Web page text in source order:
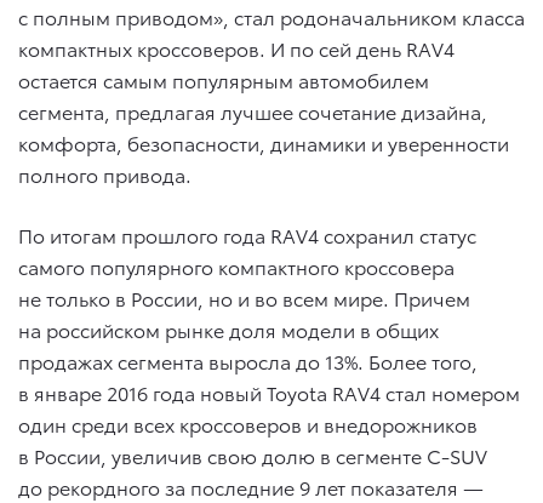
с полным приводом», стал родоначальником класса
компактных кроссоверов. И по сей день RAV4
остается самым популярным автомобилем
сегмента, предлагая лучшее сочетание дизайна,
комфорта, безопасности, динамики и уверенности
полного привода.
По итогам прошлого года RAV4 сохранил статус
самого популярного компактного кроссовера
не только в России, но и во всем мире. Причем
на российском рынке доля модели в общих
продажах сегмента выросла до 13%. Более того,
в январе 2016 года новый Toyota RAV4 стал номером
один среди всех кроссоверов и внедорожников
в России, увеличив свою долю в сегменте C-SUV
до рекордного за последние 9 лет показателя —